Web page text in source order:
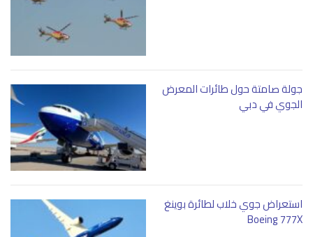
جولة صامتة حول طائرات المعرض
الجوي في دبي
استعراض جوي خلاب لطائرة بوينغ
Boeing 777X